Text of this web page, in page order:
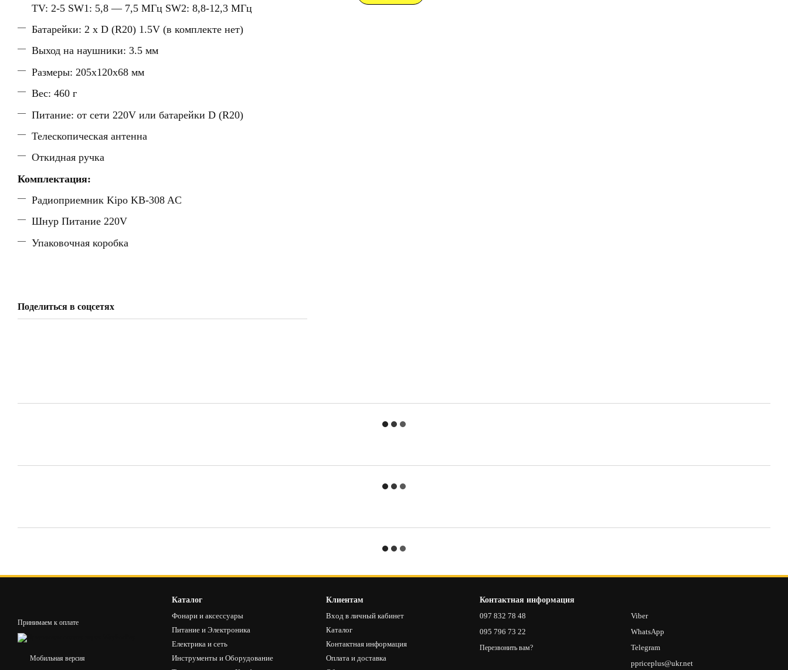
TV: 2-5 SW1: 5,8 ― 7,5 МГц SW2: 8,8-12,3 МГц
Батарейки: 2 x D (R20) 1.5V (в комплекте нет)
Выход на наушники: 3.5 мм
Размеры: 205x120x68 мм
Вес: 460 г
Питание: от сети 220V или батарейки D (R20)
Телескопическая антенна
Откидная ручка
Комплектация:
Радиоприемник Kipo KB-308 AC
Шнур Питание 220V
Упаковочная коробка
Поделиться в соцсетях
Принимаем к оплате
Мобильная версия
Каталог
Фонари и аксессуары
Питание и Электроника
Електрика и сеть
Инструменты и Оборудование
Клиентам
Вход в личный кабинет
Каталог
Контактная информация
Оплата и доставка
Контактная информация
097 832 78 48
095 796 73 22
Перезвонить вам?
Viber
WhatsApp
Telegram
ppriceplus@ukr.net